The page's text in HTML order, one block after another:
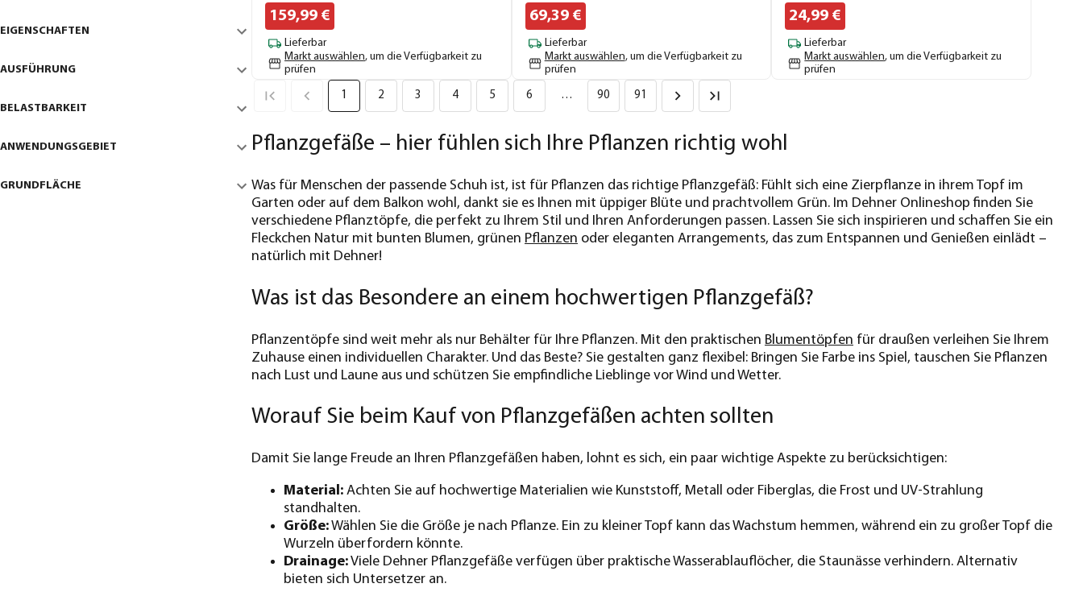
EIGENSCHAFTEN
AUSFÜHRUNG
BELASTBARKEIT
ANWENDUNGSGEBIET
GRUNDFLÄCHE
159,99 €
Lieferbar
Markt auswählen, um die Verfügbarkeit zu
prüfen
69,39€
Lieferbar
Markt auswählen, um die Verfügbarkeit zu
prüfen
24,99 €
Lieferbar
Markt auswählen, um die Verfügbarkeit zu
prüfen
1 2 3 4 5 6 … 90 91
Pflanzgefäße – hier fühlen sich Ihre Pflanzen richtig wohl
Was für Menschen der passende Schuh ist, ist für Pflanzen das richtige Pflanzgefäß: Fühlt sich eine Zierpflanze in ihrem Topf im
Garten oder auf dem Balkon wohl, dankt sie es Ihnen mit üppiger Blüte und prachtvollem Grün. Im Dehner Onlineshop finden Sie
verschiedene Pflanztöpfe, die perfekt zu Ihrem Stil und Ihren Anforderungen passen. Lassen Sie sich inspirieren und schaffen Sie ein
Fleckchen Natur mit bunten Blumen, grünen Pflanzen oder eleganten Arrangements, das zum Entspannen und Genießen einlädt –
natürlich mit Dehner!
Was ist das Besondere an einem hochwertigen Pflanzgefäß?
Pflanzentöpfe sind weit mehr als nur Behälter für Ihre Pflanzen. Mit den praktischen Blumentöpfen für draußen verleihen Sie Ihrem
Zuhause einen individuellen Charakter. Und das Beste? Sie gestalten ganz flexibel: Bringen Sie Farbe ins Spiel, tauschen Sie Pflanzen
nach Lust und Laune aus und schützen Sie empfindliche Lieblinge vor Wind und Wetter.
Worauf Sie beim Kauf von Pflanzgefäßen achten sollten
Damit Sie lange Freude an Ihren Pflanzgefäßen haben, lohnt es sich, ein paar wichtige Aspekte zu berücksichtigen:
Material: Achten Sie auf hochwertige Materialien wie Kunststoff, Metall oder Fiberglas, die Frost und UV-Strahlung
standhalten.
Größe:Wählen Sie die Größe je nach Pflanze. Ein zu kleiner Topf kann das Wachstum hemmen, während ein zu großer Topf die
Wurzeln überfordern könnte.
Drainage:Viele Dehner Pflanzgefäße verfügen über praktische Wasserablauflöcher, die Staunässe verhindern. Alternativ
bieten sich Untersetzer an.